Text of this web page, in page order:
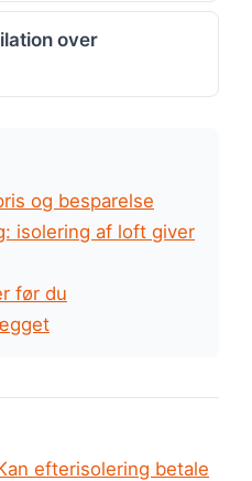
over
og besparelse
isolering af loft giver
før du
efterisolering betale